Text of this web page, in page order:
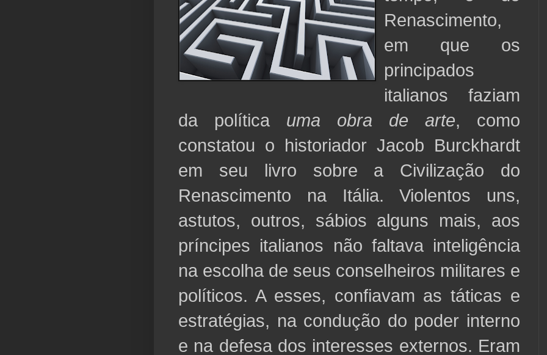
Renascimento,
em que os
principados
italianos faziam
da política uma obra de arte, como
constatou o historiador Jacob Burckhardt
em seu livro sobre a Civilização do
Renascimento na Itália. Violentos uns,
astutos, outros, sábios alguns mais, aos
príncipes italianos não faltava inteligência
na escolha de seus conselheiros militares e
políticos. A esses, confiavam as táticas e
estratégias, na condução do poder interno
e na defesa dos interesses externos. Eram